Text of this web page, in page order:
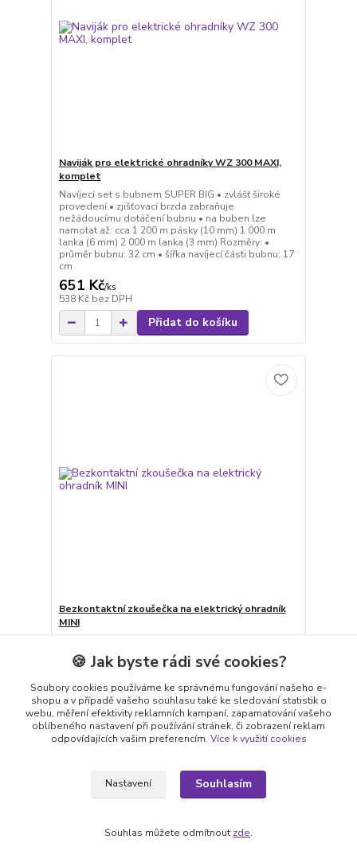
Naviják pro elektrické ohradníky WZ 300 MAXI,
komplet
Navíjecí set s bubnem SUPER BIG • zvlášť široké
provedení • zjišťovací brzda zabraňuje
nežádoucímu dotáčení bubnu • na buben lze
namotat až: cca 1 200 m pásky (10 mm) 1 000 m
lanka (6 mm) 2 000 m lanka (3 mm) Rozměry: •
průměr bubnu: 32 cm • šířka navíjecí části bubnu: 17
cm
651 Kč/ks
538 Kč bez DPH
Přidat do košíku
Bezkontaktní zkoušečka na elektrický ohradník
MINI
elektrický ohradník MINI • mini zkoušečka pro
elektrické ohradníky • pokud je ohradník pod
potřebná uzemňovací kolík • dodávána včetně
baterie Zkoušečka je vhodná pouze pro orientační
kontrolu ohrady. U...
180 Kč/ks
149 Kčbez DPH
Přidat do košíku
🍪 Jak byste rádi své cookies?
Soubory cookies používáme ke správnému fungování našeho e-
shopu a v případě vašeho souhlasu také ke sledování statistik o
webu, měření efektivity reklamních kampaní, zapamatování vašeho
oblíbeného nastavení při používání stránek, či zobrazení reklam
odpovídajících vašim preferencím. Více k využití cookies
Nastavení Souhlasím
Souhlas můžete odmítnout zde.